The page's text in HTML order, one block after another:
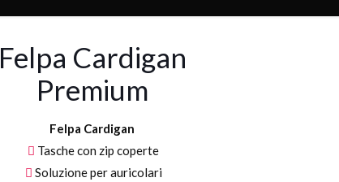
Felpa Cardigan
Premium
Felpa Cardigan
Tasche con zip coperte
Soluzione per auricolari